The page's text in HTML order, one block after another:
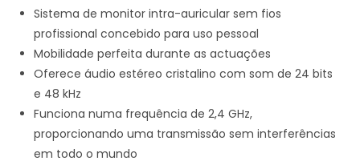
Sistema de monitor intra-auricular sem fios
profissional concebido para uso pessoal
Mobilidade perfeita durante as actuações
Oferece áudio estéreo cristalino com som de 24 bits
e 48 kHz
Funciona numa frequência de 2,4 GHz,
proporcionando uma transmissão sem interferências
em todo o mundo